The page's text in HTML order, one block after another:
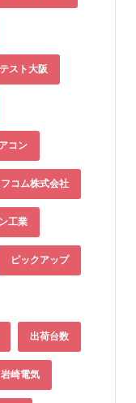
スト大阪
コン
コム株式会社
工業
ピックアップ
出荷台数
岩崎電気